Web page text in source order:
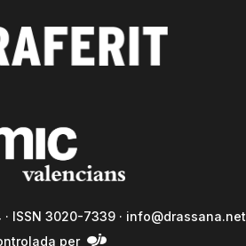
ISSN 3020-7339 · info@drassana.net
per